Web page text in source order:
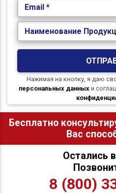
Email *
Наименование
Нажимая на кнопку, я даю
персональных данных и
Бесплатно
Вас
Остались
8 (800)